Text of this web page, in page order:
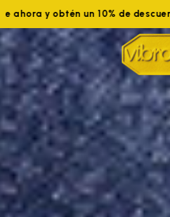
Únete ahora y obtén un 10% de